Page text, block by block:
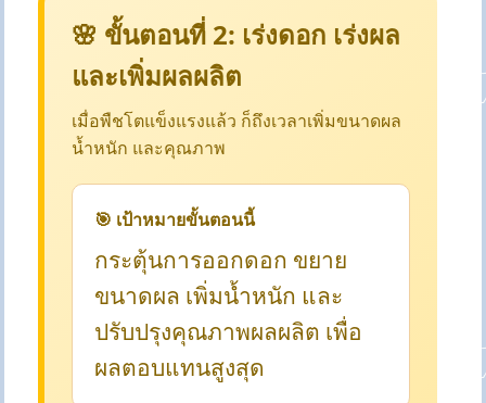
🌸 ขั้นตอนที่ 2: เร่งดอก เร่งผล
และเพิ่มผลผลิต
เมื่อพืชโตแข็งแรงแล้ว ก็ถึงเวลาเพิ่มขนาดผล
น้ำหนัก และคุณภาพ
🎯 เป้าหมายขั้นตอนนี้
กระตุ้นการออกดอก ขยาย
ขนาดผล เพิ่มน้ำหนัก และ
ปรับปรุงคุณภาพผลผลิต เพื่อ
ผลตอบแทนสูงสุด